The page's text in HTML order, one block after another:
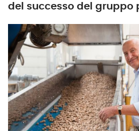
del successo del gruppo